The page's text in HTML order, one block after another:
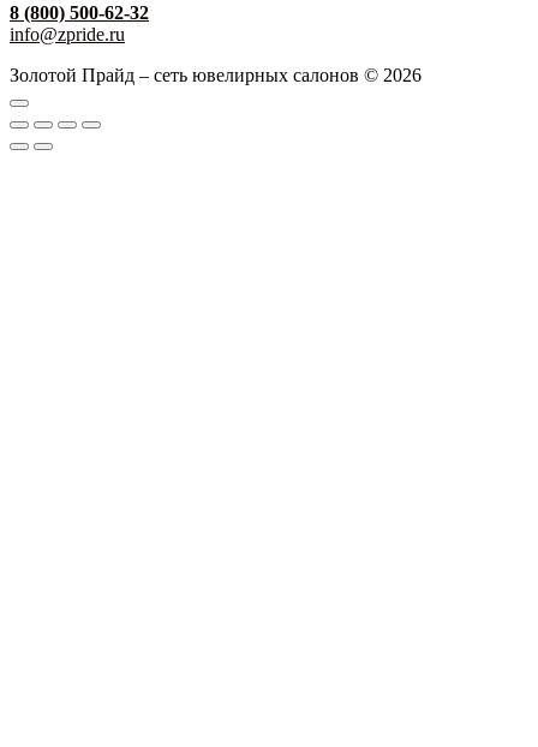
8 (800) 500-62-32
info@zpride.ru
Золотой Прайд – сеть ювелирных салонов © 2026